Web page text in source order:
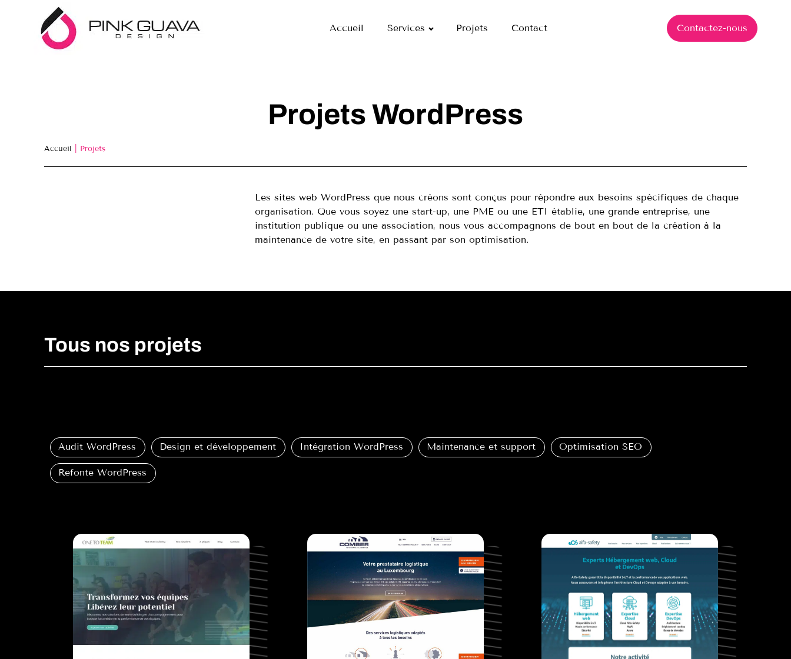
Accueil Services Projets Contact Contactez-nous
Projets WordPress
Accueil Projets
Les sites web WordPress que nous créons sont conçus pour répondre aux besoins spécifiques de chaque
organisation. Que vous soyez une start-up, une PME ou une ETI établie, une grande entreprise, une
institution publique ou une association, nous vous accompagnons de bout en bout de la création à la
maintenance de votre site, en passant par son optimisation.
Tous nos projets
Audit WordPress Design et développement Intégration WordPress Maintenance et support Optimisation SEO
Refonte WordPress